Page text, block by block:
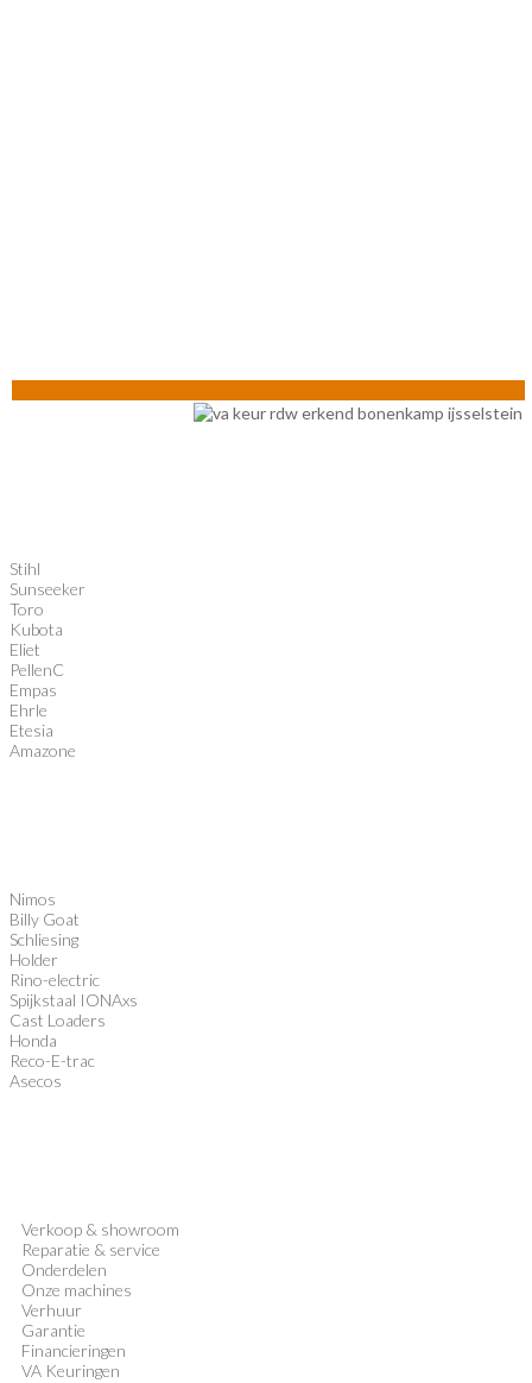
Stihl
Sunseeker
Toro
Kubota
Eliet
PellenC
Empas
Ehrle
Etesia
Amazone
Nimos
Billy Goat
Schliesing
Holder
Rino-electric
Spijkstaal IONAxs
Cast Loaders
Honda
Reco-E-trac
Asecos
Verkoop & showroom
Reparatie & service
Onderdelen
Onze machines
Verhuur
Garantie
Financieringen
VA Keuringen